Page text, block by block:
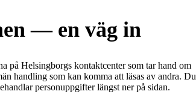
— en väg in
på Helsingborgs kontaktcenter som tar hand om
handling som kan komma att läsas av andra. Du
personuppgifter längst ner på sidan.